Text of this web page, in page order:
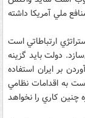
ملي آمريکا داشته
ارتباطاتي است
دولت بايد گزينه
بر ايران استفاده
به اقدامات نظامي
چنين کاري را نخواهد